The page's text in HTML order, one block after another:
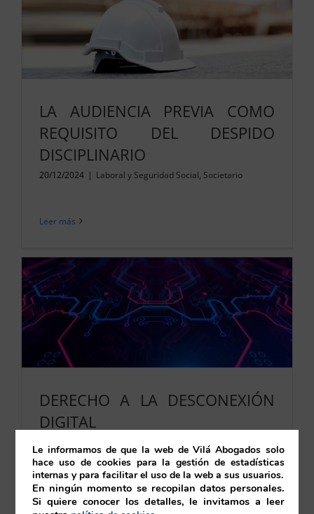
LA AUDIENCIA PREVIA COMO
REQUISITO DEL DESPIDO
DISCIPLINARIO
20/12/2024 | Laboral y Seguridad Social, Societario
Leer más
DERECHO A LA DESCONEXIÓN
DIGITAL
Leer más
Le informamos de que la web de Vilá Abogados solo
hace uso de cookies para la gestión de estadísticas
internas y para facilitar el uso de la web a sus usuarios.
En ningún momento se recopilan datos personales.
Si quiere conocer los detalles, le invitamos a leer